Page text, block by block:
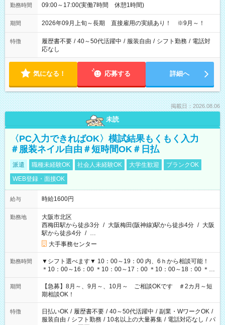
勤務時間 09:00～17:00(実働7時間 休憩1時間)
期間 2026年09月上旬～長期 直接雇用の実績あり！ ※9月～！
特徴 履歴書不要 / 40～50代活躍中 / 服装自由 / シフト勤務 / 電話対
応なし
気になる！ 応募する 詳細へ
掲載日：2026.08.06
未読
〈PC入力できればOK〉模試結果もくもく入力
＃服装ネイル自由＃短時間OK＃日払
派遣 職種未経験OK 社会人未経験OK 大学生歓迎
ブランクOK
WEB登録・面接OK
給与 時給1600円
勤務地
大阪市北区
西梅田駅から徒歩3分 / 大阪梅田(阪神線)駅から徒歩4分 / 大阪
駅から徒歩4分 / …
大手事務センター
勤務時間
▼シフト選べます▼ 10：00～19：00 内、6ｈから相談可能！
＊10：00～16：00 ＊10：00～17：00 ＊10：00～18：00 ＊
11：00～19：00 ＊12：00～19：00 ＊13：00～19：00
期間
【急募】8月～、9月～、10月～ ご相談OKです ＃2カ月～短
期相談OK！
特徴 日払いOK / 履歴書不要 / 40～50代活躍中 / 副業・WワークOK /
服装自由 / シフト勤務 / 10名以上の大量募集 / 電話対応なし / パ